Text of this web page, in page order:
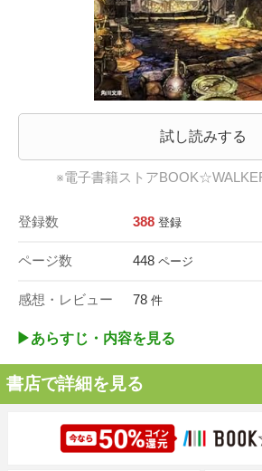
試し読みする
※電子書籍ストア
登録数 388 登録
ページ数 448 ページ
感想・レビュー 78 件
▶︎あらすじ・内容を見る
書店で詳細を見る